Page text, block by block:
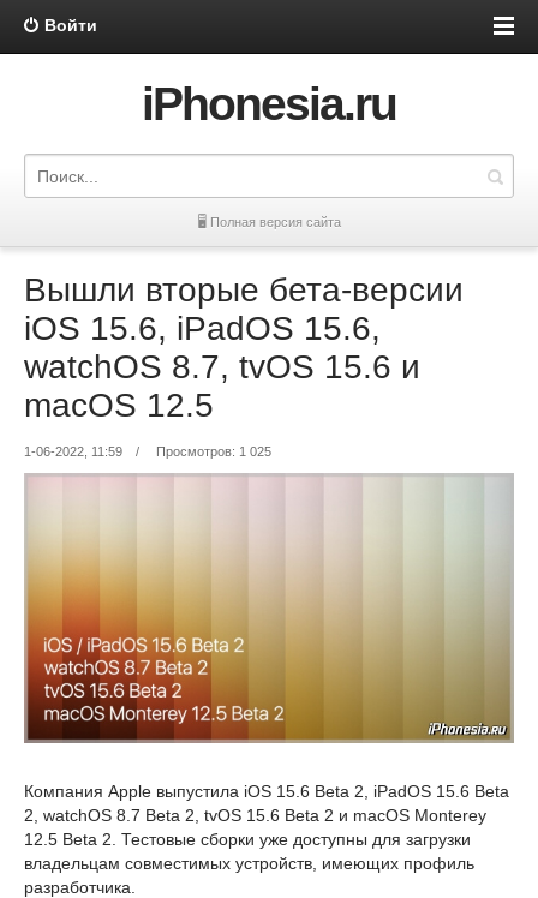
Войти
iPhonesia.ru
🖥 Полная версия сайта
Вышли вторые бета-версии
iOS 15.6, iPadOS 15.6,
watchOS 8.7, tvOS 15.6 и
macOS 12.5
1-06-2022, 11:59 / Просмотров: 1 025
Компания Apple выпустила iOS 15.6 Beta 2, iPadOS 15.6 Beta
2, watchOS 8.7 Beta 2, tvOS 15.6 Beta 2 и macOS Monterey
12.5 Beta 2. Тестовые сборки уже доступны для загрузки
владельцам совместимых устройств, имеющих профиль
разработчика.